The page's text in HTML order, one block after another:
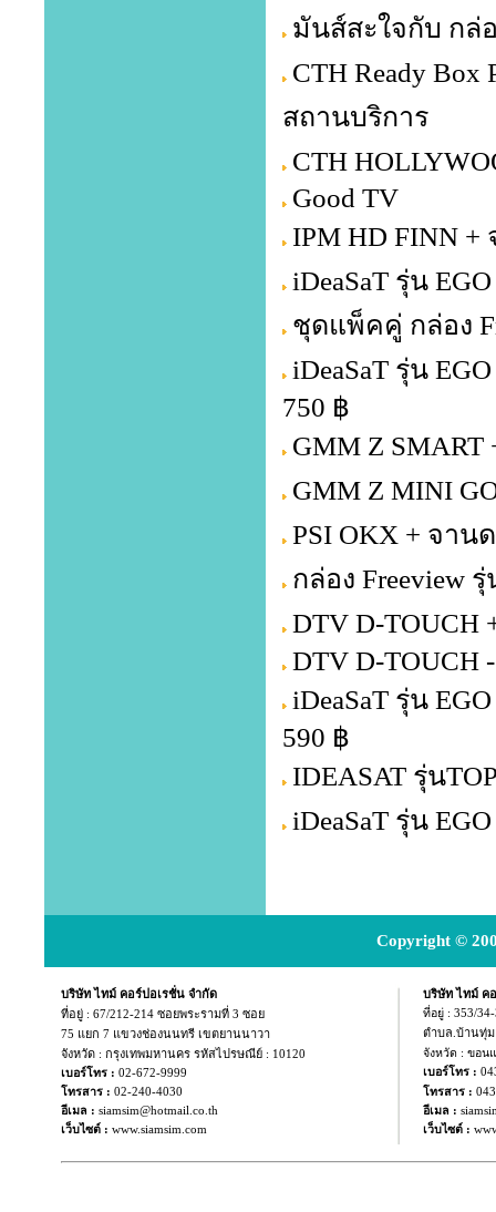
มันส์สะใจกับ กล่
CTH Ready
สถานบริการ
CTH
Good TV
IPM HD FINN +
iDeaSaT รุ่น
ชุดแพ็คคู่ กล่อง
iDeaSaT รุ่น
750 ฿
GMM Z SMART
GMM Z MINI
PSI OKX + จาน
กล่อง Freeview
DTV D-TOUCH
DTV D-TOUCH
iDeaSaT รุ่น
590 ฿
IDEASAT รุ่น
iDeaSaT รุ่น
Copyright ©
บริษัท ไทม์ คอร์ปอเรชั่น จำกัด
ที่อยู่ : 67/212-214 ซอยพระรามที่ 3 ซอย
75 แยก 7 แขวงช่องนนทรี เขตยานนาวา
จังหวัด : กรุงเทพมหานคร รหัสไปรษณีย์ : 10120
เบอร์โทร : 02-672-9999
โทรสาร : 02-240-4030
อีเมล : siamsim@hotmail.co.th
เว็บไซต์ : www.siamsim.com
บริษัท ไทม์ ค
ที่อยู่ : 353/
ตำบล.บ้านทุ่
จังหวัด : ขอน
เบอร์โทร :
โทรสาร :
อีเมล :
เว็บไซต์ :